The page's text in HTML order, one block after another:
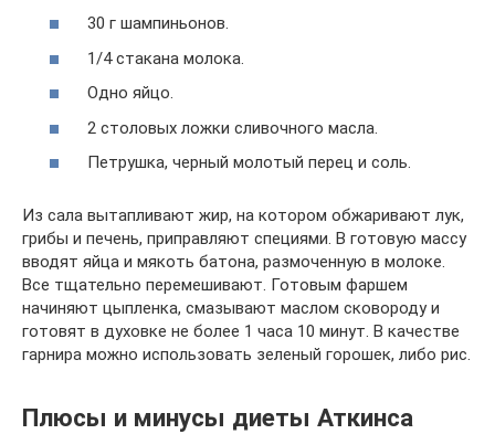
30 г шампиньонов.
1/4 стакана молока.
Одно яйцо.
2 столовых ложки сливочного масла.
Петрушка, черный молотый перец и соль.
Из сала вытапливают жир, на котором обжаривают лук,
грибы и печень, приправляют специями. В готовую массу
вводят яйца и мякоть батона, размоченную в молоке.
Все тщательно перемешивают. Готовым фаршем
начиняют цыпленка, смазывают маслом сковороду и
готовят в духовке не более 1 часа 10 минут. В качестве
гарнира можно использовать зеленый горошек, либо рис.
Плюсы и минусы диеты Аткинса